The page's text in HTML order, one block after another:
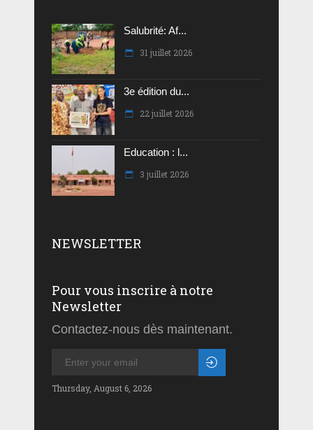
Salubrité: Af...
31 juillet 2026
3e édition du...
22 juillet 2026
Education : l...
3 juillet 2026
NEWSLETTER
Pour vous inscrire à notre
Newsletter
Contactez-nous dès maintenant.
Thursday, August 6, 2026